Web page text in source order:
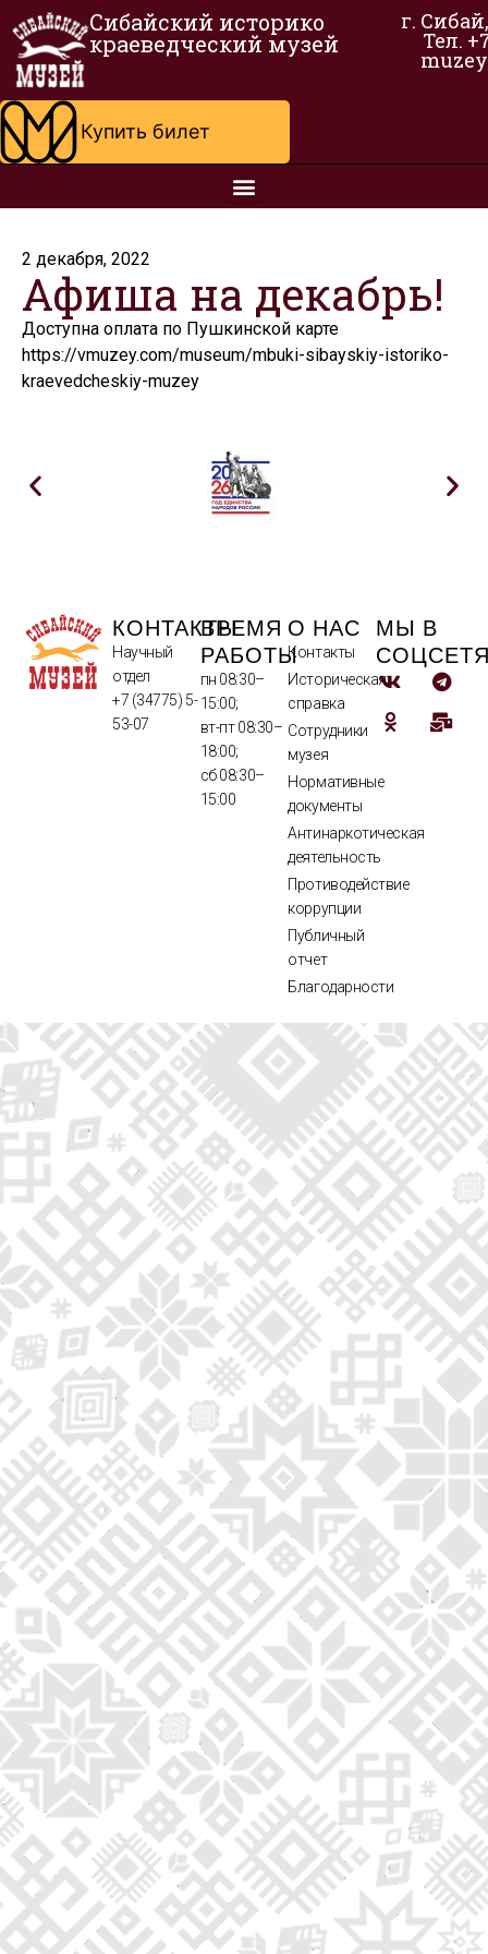
Сибайский историко
краеведческий музей
г.
Тел.
Купить билет
2 декабря, 2022
Афиша на декабрь!
Доступна оплата по Пушкинской карте
https://vmuzey.com/museum/mbuki-sibayskiy-istoriko-
kraevedcheskiy-muzey
КОНТАКТЫ
Научный
отдел
+7 (34775) 5-
53-07
ВРЕМЯ
РАБОТЫ
пн 08:30–
15:00;
вт-пт 08:30–
18:00;
сб 08:30–
15:00
О НАС
Контакты
Историческая
справка
Сотрудники
музея
Нормативные
документы
Антинаркотическая
деятельность
Противодействие
коррупции
Публичный
отчет
Благодарности
МЫ В